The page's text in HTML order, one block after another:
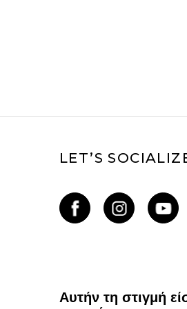
LET’S
Αυτήν τη στιγμή